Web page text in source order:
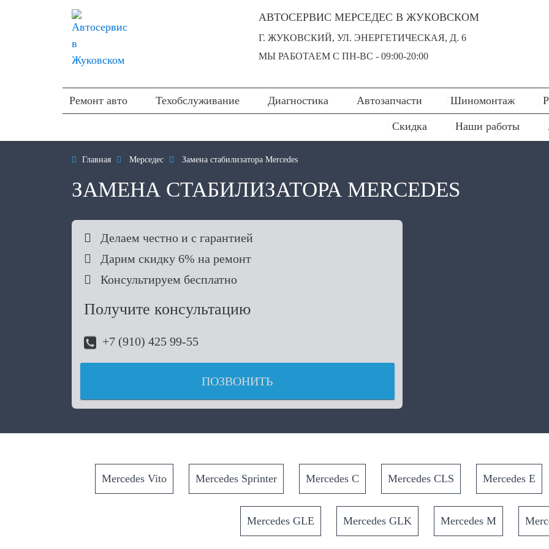
АВТОСЕРВИС МЕРСЕДЕС В ЖУКОВСКОМ
Г. ЖУКОВСКИЙ, УЛ. ЭНЕРГЕТИЧЕСКАЯ, Д. 6
МЫ РАБОТАЕМ С ПН-ВC - 09:00-20:00
Ремонт авто Техобслуживание Диагностика Автозапчасти Шиномонтаж
Скидка Наши работы
 Главная  Мерседес  Замена стабилизатора Mercedes
ЗАМЕНА СТАБИЛИЗАТОРА MERCEDES
 Делаем честно и с гарантией
 Дарим скидку 6% на ремонт
 Консультируем бесплатно
Получите консультацию
+7 (910) 425 99-55
ПОЗВОНИТЬ
Mercedes Vito Mercedes Sprinter Mercedes C Mercedes CLS Mercedes E
Mercedes GLE Mercedes GLK Mercedes M